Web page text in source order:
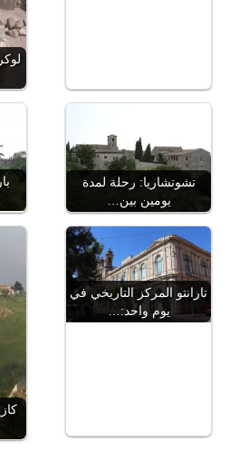
تشوتشاريا: رحلة لمدة
يومين بين…
تارانتو المركز التاريخي في
يوم واحد:…